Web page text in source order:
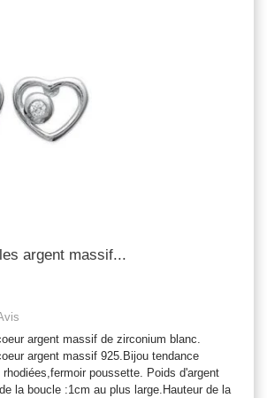
argent massif...
argent massif de zirconium blanc.
argent massif 925.Bijou tendance
poussette. Poids d'argent
la boucle :1cm au plus large.Hauteur de la